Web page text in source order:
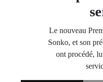
Le nouveau
Sonko, et son
ont procédé,